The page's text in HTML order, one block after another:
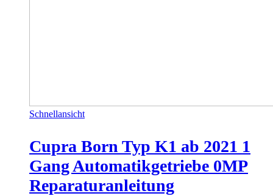
Schnellansicht
Cupra Born Typ K1 ab 2021 1
Gang Automatikgetriebe 0MP
Reparaturanleitung